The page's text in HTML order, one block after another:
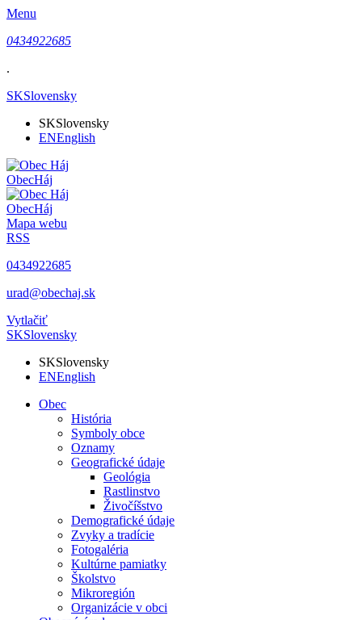
Menu
0434922685
.
SKSlovensky
SKSlovensky
ENEnglish
ObecHáj
ObecHáj
Mapa webu
RSS
0434922685
urad@obechaj.sk
Vytlačiť
SKSlovensky
SKSlovensky
ENEnglish
Obec
História
Symboly obce
Oznamy
Geografické údaje
Geológia
Rastlinstvo
Živočíšstvo
Demografické údaje
Zvyky a tradície
Fotogaléria
Kultúrne pamiatky
Školstvo
Mikroregión
Organizácie v obci